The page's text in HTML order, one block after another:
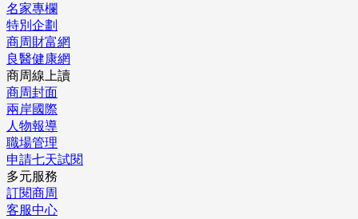
名家專欄
特別企劃
商周財富網
良醫健康網
商周線上讀
商周封面
兩岸國際
人物報導
職場管理
申請七天試閱
多元服務
訂閱商周
客服中心